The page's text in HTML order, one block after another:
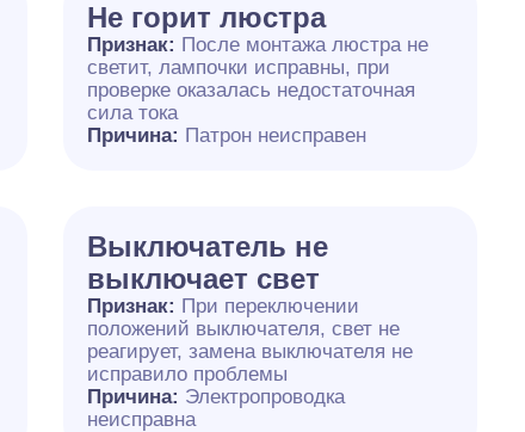
Не горит люстра
Признак: После монтажа люстра не
светит, лампочки исправны, при
проверке оказалась недостаточная
сила тока
Причина: Патрон неисправен
Выключатель не
выключает свет
Признак: При переключении
положений выключателя, свет не
реагирует, замена выключателя не
исправило проблемы
Причина: Электропроводка
неисправна